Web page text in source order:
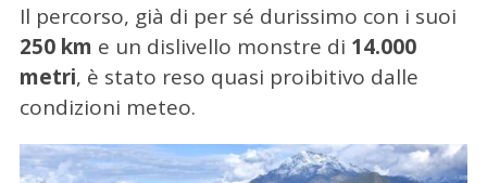
Il percorso, già di per sé durissimo con i suoi
250 km e un dislivello monstre di 14.000
metri, è stato reso quasi proibitivo dalle
condizioni meteo.